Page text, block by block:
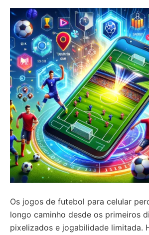
Os jogos de futebol para celular
longo caminho desde os primeiros
pixelizados e jogabilidade limitada.